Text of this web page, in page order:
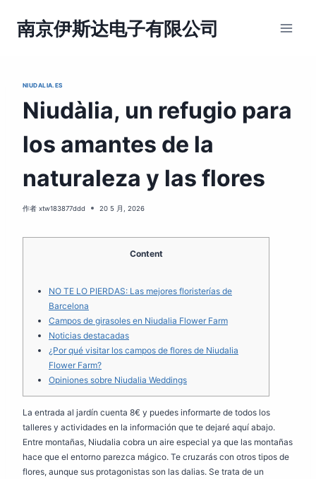
南京伊斯达电子有限公司
NIUDALIA.ES
Niudàlia, un refugio para
los amantes de la
naturaleza y las flores
作者 xtw183877ddd 20 5 月, 2026
Content
NO TE LO PIERDAS: Las mejores floristerías de
Barcelona
Campos de girasoles en Niudalia Flower Farm
Noticias destacadas
¿Por qué visitar los campos de flores de Niudalia
Flower Farm?
Opiniones sobre Niudalia Weddings
La entrada al jardín cuenta 8€ y puedes informarte de todos los
talleres y actividades en la información que te dejaré aquí abajo.
Entre montañas, Niudalia cobra un aire especial ya que las montañas
hace que el entorno parezca mágico. Te cruzarás con otros tipos de
flores, aunque sus protagonistas son las dalias. Se trata de un